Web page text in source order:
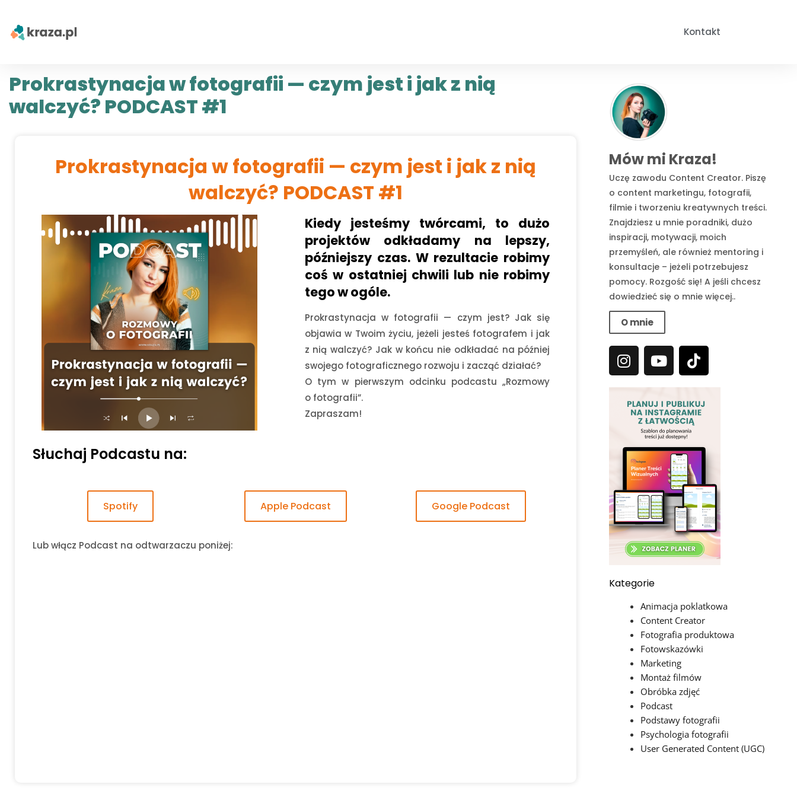
Kontakt
Prokrastynacja w fotografii — czym jest i jak z nią
walczyć? PODCAST #1
Prokrastynacja w fotografii — czym jest i jak z nią
walczyć? PODCAST #1
Kiedy jesteśmy twórcami, to dużo
projektów odkładamy na lepszy,
późniejszy czas. W rezultacie robimy
coś w ostatniej chwili lub nie robimy
tego w ogóle.
Prokrastynacja w fotografii — czym jest? Jak się
objawia w Twoim życiu, jeżeli jesteś fotografem i jak
z nią walczyć? Jak w końcu nie odkładać na później
swojego fotograficznego rozwoju i zacząć działać?
O tym w pierwszym odcinku podcastu „Rozmowy
o fotografii”.
Zapraszam!
Słuchaj Podcastu na:
Spotify Apple Podcast Google Podcast
Lub włącz Podcast na odtwarzaczu poniżej:
Mów mi Kraza!
Uczę zawodu Content Creator. Piszę
o content marketingu, fotografii,
filmie i tworzeniu kreatywnych treści.
Znajdziesz u mnie poradniki, dużo
inspiracji, motywacji, moich
przemyśleń, ale również mentoring i
konsultacje – jeżeli potrzebujesz
pomocy. Rozgość się! A jeśli chcesz
dowiedzieć się o mnie więcej..
O mnie
Kategorie
Animacja poklatkowa
Content Creator
Fotografia produktowa
Fotowskazówki
Marketing
Montaż filmów
Obróbka zdjęć
Podcast
Podstawy fotografii
Psychologia fotografii
User Generated Content (UGC)